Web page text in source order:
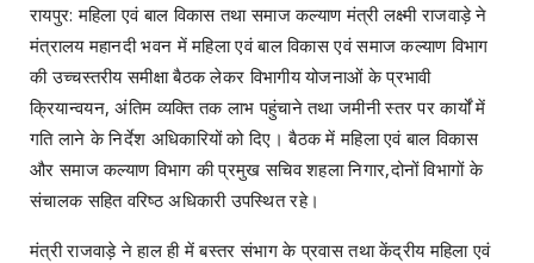
रायपुर: महिला एवं बाल विकास तथा समाज कल्याण मंत्री लक्ष्मी राजवाड़े ने
मंत्रालय महानदी भवन में महिला एवं बाल विकास एवं समाज कल्याण विभाग
की उच्चस्तरीय समीक्षा बैठक लेकर विभागीय योजनाओं के प्रभावी
क्रियान्वयन, अंतिम व्यक्ति तक लाभ पहुंचाने तथा जमीनी स्तर पर कार्यों में
गति लाने के निर्देश अधिकारियों को दिए। बैठक में महिला एवं बाल विकास
और समाज कल्याण विभाग की प्रमुख सचिव शहला निगार,दोनों विभागों के
संचालक सहित वरिष्ठ अधिकारी उपस्थित रहे।
मंत्री राजवाड़े ने हाल ही में बस्तर संभाग के प्रवास तथा केंद्रीय महिला एवं